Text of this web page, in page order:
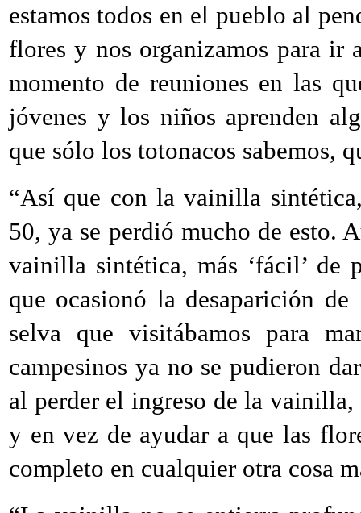
estamos todos en el pueblo al
flores y nos organizamos para ir
momento de reuniones en las
jóvenes y los niños aprenden
que sólo los totonacos sabemos,
“Así que con la vainilla
50, ya se perdió mucho de esto.
vainilla sintética, más ‘fácil’ de
que ocasionó la desaparición
selva que visitábamos para
campesinos ya no se pudieron
al perder el ingreso de la vainilla,
y en vez de ayudar a que las
completo en cualquier otra cosa